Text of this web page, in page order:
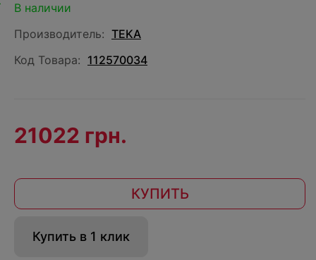
В наличии
Производитель: TEKA
Код Товара: 112570034
21022 грн.
КУПИТЬ
Купить в 1 клик